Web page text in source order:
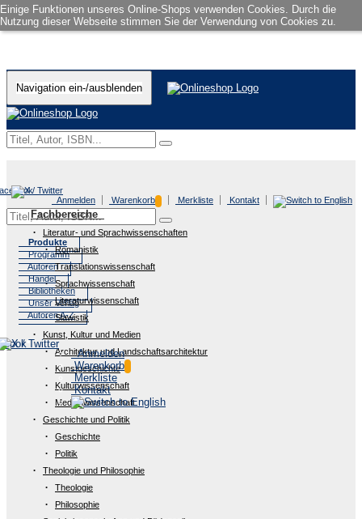
Einige Funktionen unseres Online-Shops verwenden Cookies. Durch die
Nutzung dieser Webseite stimmen Sie der Verwendung von Cookies zu.
Navigation ein-/ausblenden
Anmelden Warenkorb Merkliste Kontakt
Produkte
Programm
Autoren
Handel
Bibliotheken
Unser Verlag
Autoren A-Z
Anmelden
Warenkorb
Merkliste
Kontakt
Fachbereiche
Literatur- und Sprachwissenschaften
Romanistik
Translationswissenschaft
Sprachwissenschaft
Literaturwissenschaft
Slawistik
Kunst, Kultur und Medien
Architektur und Landschaftsarchitektur
Kunstgeschichte
Kulturwissenschaft
Medienwissenschaft
Geschichte und Politik
Geschichte
Politik
Theologie und Philosophie
Theologie
Philosophie